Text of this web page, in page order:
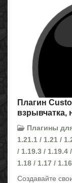
Плагин
Плагины
1.21.1 / 1.21 /
/ 1.19.3 / 1.19.4
1.18 / 1.17 /
Создавайте